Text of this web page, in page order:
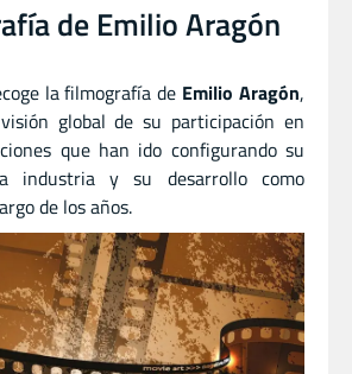
de Emilio Aragón
la filmografía de Emilio Aragón,
global de su participación en
que han ido configurando su
industria y su desarrollo como
de los años.